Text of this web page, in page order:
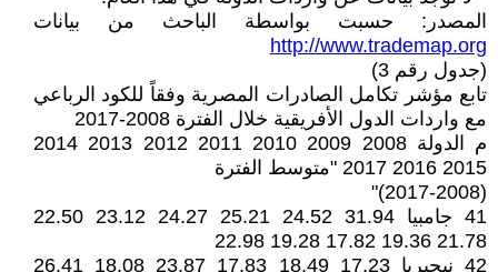
المصدر: حسبت بواسطة الباحث من بيانات
http://www.trademap.org
(جدول رقم 3)
تابع مؤشر تكامل الصادرات المصرية وفقاً للكود الرباعي
مع واردات الدول الأفريقية خلال الفترة 2008-2017
م الدولة 2008 2009 2010 2011 2012 2013 2014
2015 2016 2017 "متوسط الفترة
(2017-2008)"
41 جامبيا 31.94 24.52 25.21 24.27 23.12 22.50
21.78 19.36 17.82 19.28 22.98
42 نيجيريا 17.23 18.49 17.83 23.87 18.08 26.41